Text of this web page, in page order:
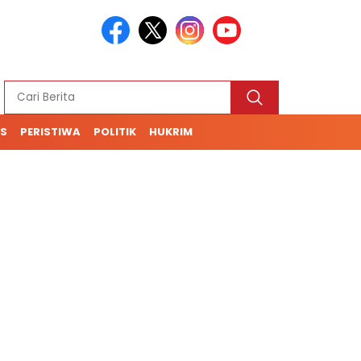
PERISTIWA POLITIK HUKRIM